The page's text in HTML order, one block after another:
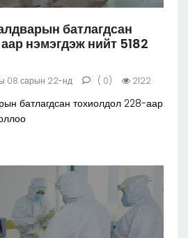
батлагдсан
нэмэгдэж нийт 5182
08 сарын 22-нд ( 0) 2122
батлагдсан тохиолдол 228-аар